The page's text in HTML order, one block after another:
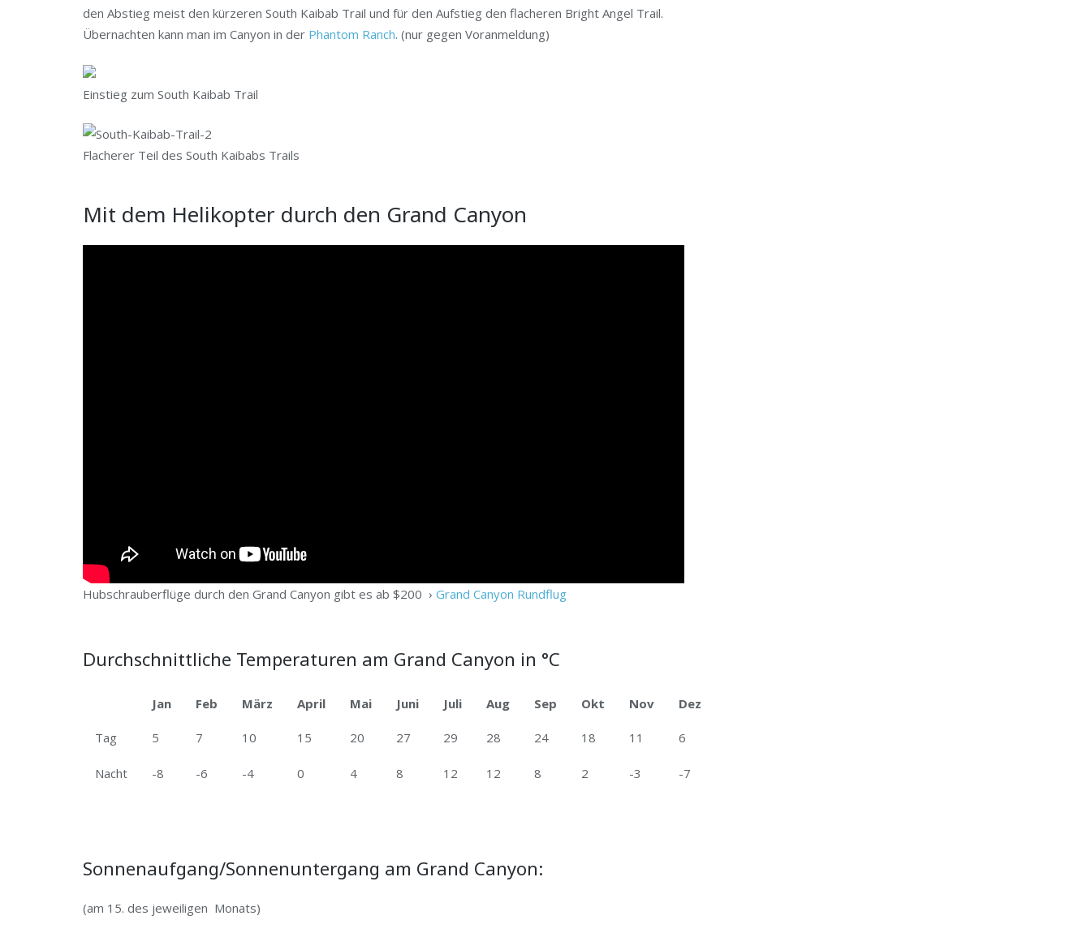
den Abstieg meist den kürzeren South Kaibab Trail und für den Aufstieg den flacheren Bright Angel Trail.
Übernachten kann man im Canyon in der Phantom Ranch. (nur gegen Voranmeldung)
Einstieg zum South Kaibab Trail
Flacherer Teil des South Kaibabs Trails
Mit dem Helikopter durch den Grand Canyon
Hubschrauberflüge durch den Grand Canyon gibt es ab $200 › Grand Canyon Rundflug
Durchschnittliche Temperaturen am Grand Canyon in °C
Jan Feb März April Mai Juni Juli Aug Sep Okt Nov Dez
Tag 5 7 10 15 20 27 29 28 24 18 11 6
Nacht -8 -6 -4 0 4 8 12 12 8 2 -3 -7
Sonnenaufgang/Sonnenuntergang am Grand Canyon:
(am 15. des jeweiligen Monats)